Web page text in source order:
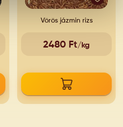
Vörös jázmin rizs
2480 Ft/kg